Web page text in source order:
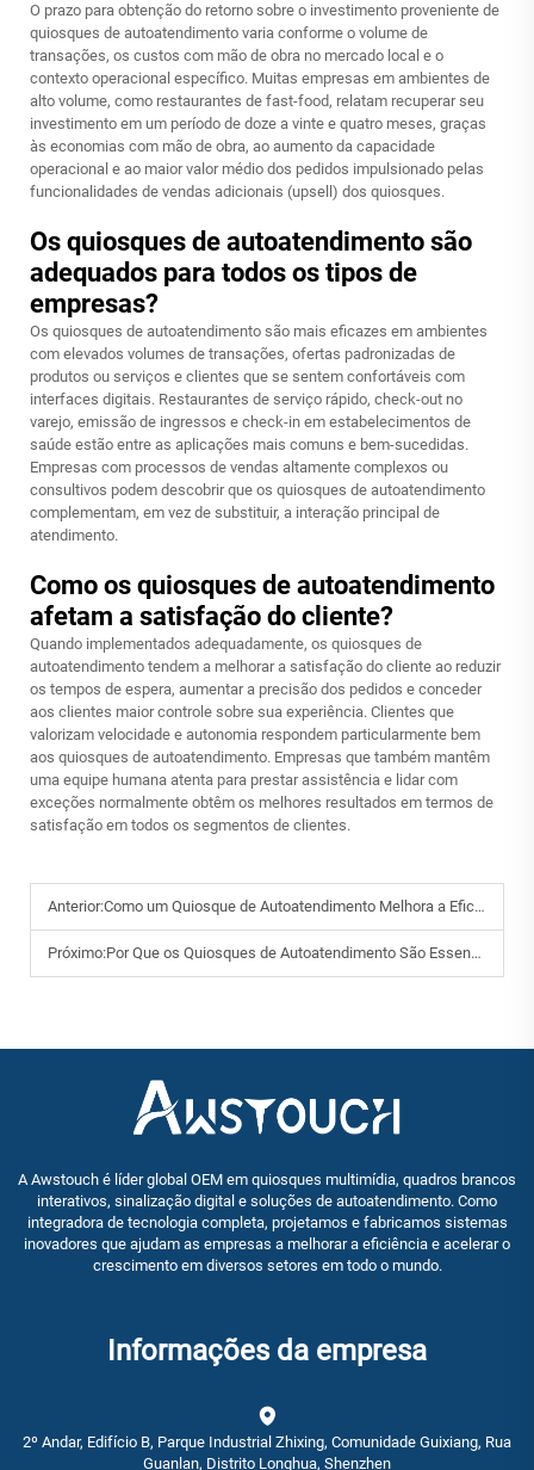
O prazo para obtenção do retorno sobre o investimento proveniente de
quiosques de autoatendimento varia conforme o volume de
transações, os custos com mão de obra no mercado local e o
contexto operacional específico. Muitas empresas em ambientes de
alto volume, como restaurantes de fast-food, relatam recuperar seu
investimento em um período de doze a vinte e quatro meses, graças
às economias com mão de obra, ao aumento da capacidade
operacional e ao maior valor médio dos pedidos impulsionado pelas
funcionalidades de vendas adicionais (upsell) dos quiosques.
Os quiosques de autoatendimento são
adequados para todos os tipos de
empresas?
Os quiosques de autoatendimento são mais eficazes em ambientes
com elevados volumes de transações, ofertas padronizadas de
produtos ou serviços e clientes que se sentem confortáveis com
interfaces digitais. Restaurantes de serviço rápido, check-out no
varejo, emissão de ingressos e check-in em estabelecimentos de
saúde estão entre as aplicações mais comuns e bem-sucedidas.
Empresas com processos de vendas altamente complexos ou
consultivos podem descobrir que os quiosques de autoatendimento
complementam, em vez de substituir, a interação principal de
atendimento.
Como os quiosques de autoatendimento
afetam a satisfação do cliente?
Quando implementados adequadamente, os quiosques de
autoatendimento tendem a melhorar a satisfação do cliente ao reduzir
os tempos de espera, aumentar a precisão dos pedidos e conceder
aos clientes maior controle sobre sua experiência. Clientes que
valorizam velocidade e autonomia respondem particularmente bem
aos quiosques de autoatendimento. Empresas que também mantêm
uma equipe humana atenta para prestar assistência e lidar com
exceções normalmente obtêm os melhores resultados em termos de
satisfação em todos os segmentos de clientes.
Anterior:Como um Quiosque de Autoatendimento Melhora a Eficiência Operacional?
Próximo:Por Que os Quiosques de Autoatendimento São Essenciais para os Negócios Modernos?
A Awstouch é líder global OEM em quiosques multimídia, quadros brancos
interativos, sinalização digital e soluções de autoatendimento. Como
integradora de tecnologia completa, projetamos e fabricamos sistemas
inovadores que ajudam as empresas a melhorar a eficiência e acelerar o
crescimento em diversos setores em todo o mundo.
Informações da empresa
2º Andar, Edifício B, Parque Industrial Zhixing, Comunidade Guixiang, Rua
Guanlan, Distrito Longhua, Shenzhen